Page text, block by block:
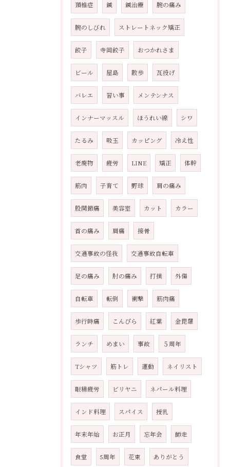
頚椎症 鍼 鍼治療 腕の痛み
腕のしびれ ストレートネック矯正
餃子 寺岡餃子 おつかれさま
ビール 屋島 散歩 瓦投げ
バレエ 習い事 メンテンナス
インナーマッスル ほうれい線 シワ
たるみ 吸玉 カッピング 冷え性
老廃物 疲労 LINE 矯正 体幹
筋肉 子育て 野球 肩の痛み
股関節痛 美容室 カット カラー
首の痛み 肩痛 接骨
交通事故の怪我 交通事故自転車
足の痛み 肘の痛み 打撲 外傷
自転車 転倒 衝撃 筋肉痛
歩行時痛 こんぴら 紅葉 金毘羅
ランチ めまい 事故 ５周年
Tシャツ 筋トレ 運動 ネイリスト
眼精疲労 ビリヤニ ネパール料理
インド料理 スパイス 授乳
年末年始 お正月 忘年会 師走
食堂 5周年 花束 ありがとう